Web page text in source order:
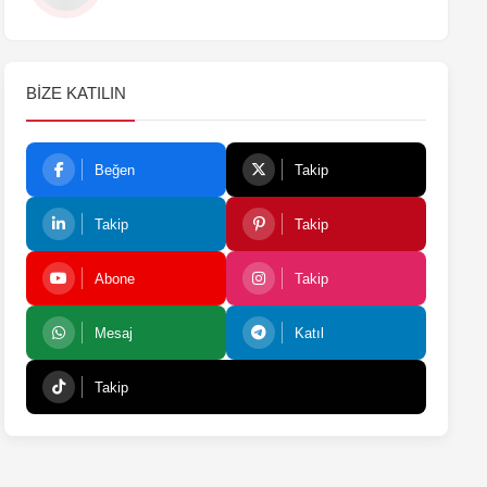
BIZE KATILIN
Beğen Takip
Takip Takip
Abone Takip
Mesaj Katıl
Takip